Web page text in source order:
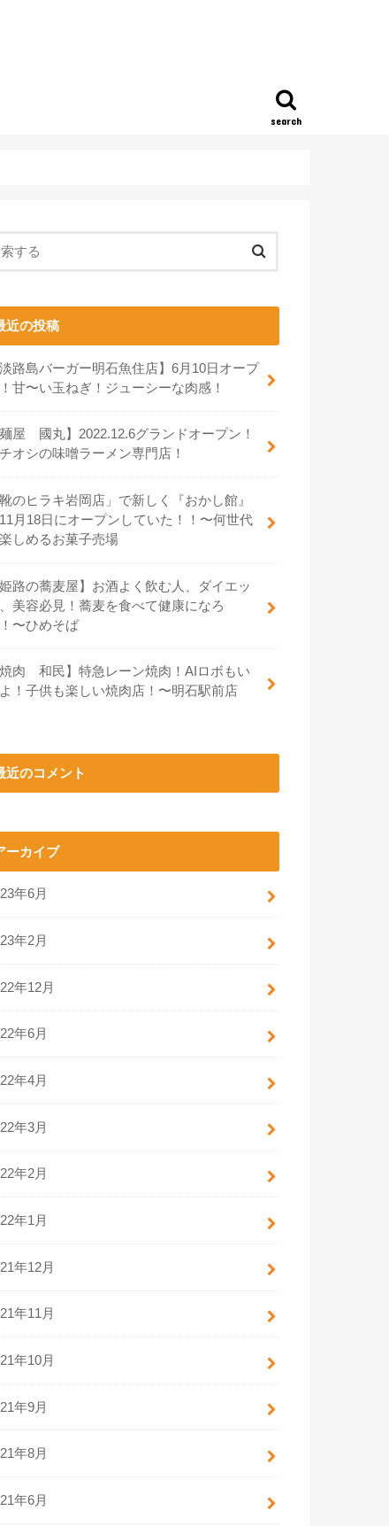
search
近の投稿
淡路島バーガー明石魚住店】6月10日オープ
甘〜い玉ねぎ！ジューシーな肉感！
麺屋 國丸】2022.12.6グランドオープン！
オシの味噌ラーメン専門店！
靴のヒラキ岩岡店」で新しく『おかし館』
月18日にオープンしていた！！〜何世代
しめるお菓子売場
姫路の蕎麦屋】お酒よく飲む人、ダイエッ
、美容必見！蕎麦を食べて健康になろ
〜ひめそば
焼肉 和民】特急レーン焼肉！AIロボもい
！子供も楽しい焼肉店！〜明石駅前店
近のコメント
ーカイブ
年6月
年2月
年12月
年6月
年4月
年3月
年2月
年1月
年12月
年11月
年10月
年9月
年8月
年6月